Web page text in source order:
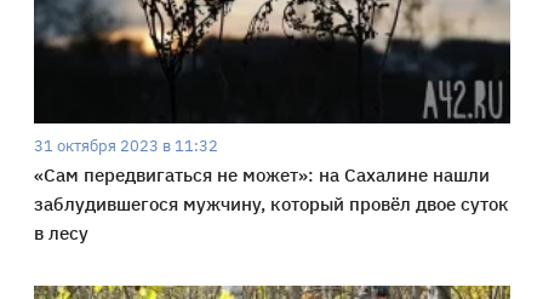
31 октября 2023 в 11:32
«Сам передвигаться не может»: на Сахалине нашли
заблудившегося мужчину, который провёл двое суток
в лесу